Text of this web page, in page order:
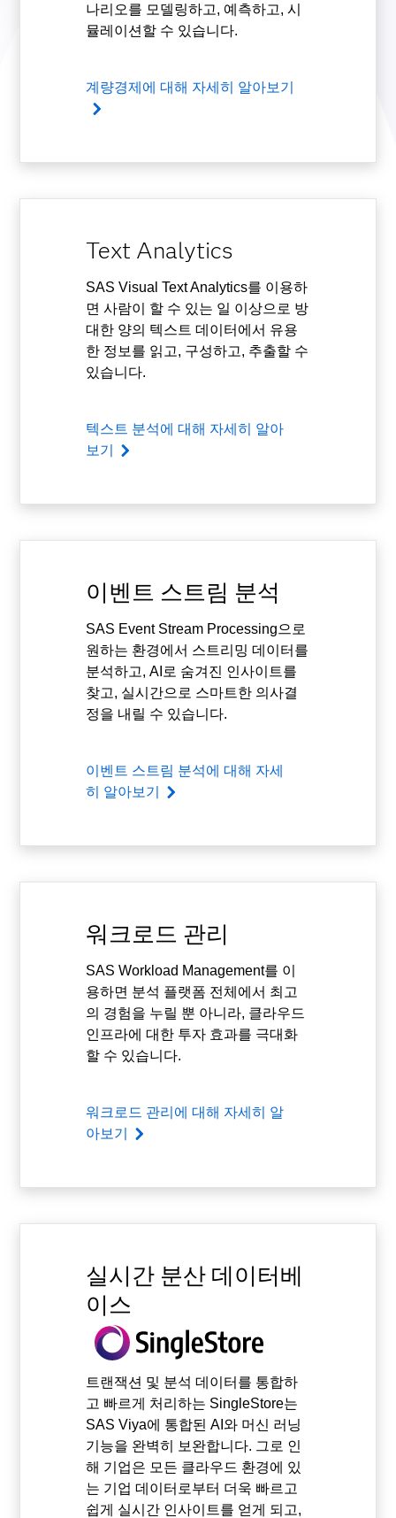
나리오를 모델링하고, 예측하고, 시
뮬레이션할 수 있습니다.
계량경제에 대해 자세히 알아보기
Text Analytics
SAS Visual Text Analytics를 이용하
면 사람이 할 수 있는 일 이상으로 방
대한 양의 텍스트 데이터에서 유용
한 정보를 읽고, 구성하고, 추출할 수
있습니다.
텍스트 분석에 대해 자세히 알아
보기
이벤트 스트림 분석
SAS Event Stream Processing으로
원하는 환경에서 스트리밍 데이터를
분석하고, AI로 숨겨진 인사이트를
찾고, 실시간으로 스마트한 의사결
정을 내릴 수 있습니다.
이벤트 스트림 분석에 대해 자세
히 알아보기
워크로드 관리
SAS Workload Management를 이
용하면 분석 플랫폼 전체에서 최고
의 경험을 누릴 뿐 아니라, 클라우드
인프라에 대한 투자 효과를 극대화
할 수 있습니다.
워크로드 관리에 대해 자세히 알
아보기
실시간 분산 데이터베
이스
트랜잭션 및 분석 데이터를 통합하
고 빠르게 처리하는 SingleStore는
SAS Viya에 통합된 AI와 머신 러닝
기능을 완벽히 보완합니다. 그로 인
해 기업은 모든 클라우드 환경에 있
는 기업 데이터로부터 더욱 빠르고
쉽게 실시간 인사이트를 얻게 되고,